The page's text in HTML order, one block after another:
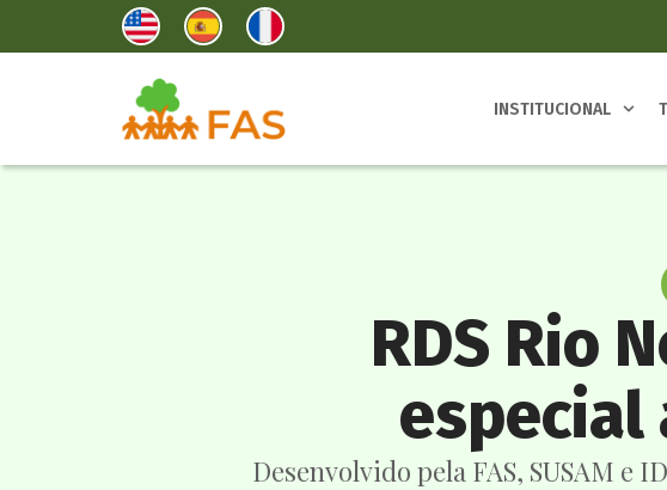
INSTITUCIONAL
RDS Rio
especial
Desenvolvido pela FAS, SUSAM